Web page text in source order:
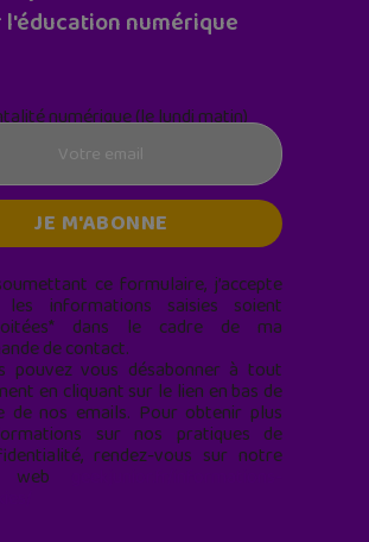
l'éducation numérique
numérique (le lundi matin)
ce formulaire, j’accepte
les informations saisies soient
dans le cadre de ma
de contact.
pouvez vous désabonner à tout
en cliquant sur le lien en bas de
de nos emails. Pour obtenir plus
sur nos pratiques de
rendez-vous sur notre
web